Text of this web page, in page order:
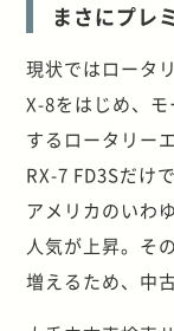
まさにプレ
現状ではロータ
X-8をはじめ、
するロータリー
RX-7 FD3Sだけ
アメリカのいわ
人気が上昇。そ
増えるため、中